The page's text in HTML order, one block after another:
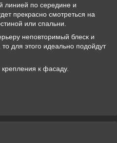
линией по середине и
прекрасно смотреться на
или спальни.
неповторимый блеск и
для этого идеально подойдут
к фасаду.